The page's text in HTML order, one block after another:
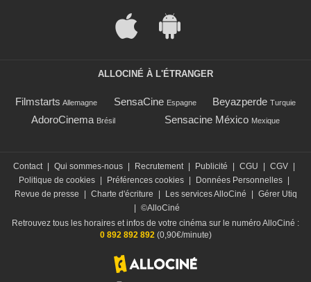
ALLOCINÉ À L'ÉTRANGER
Filmstarts Allemagne SensaCine Espagne Beyazperde Turquie
AdoroCinema Brésil Sensacine México Mexique
Contact Qui sommes-nous Recrutement Publicité CGU CGV
Politique de cookies
Préférences cookies Données Personnelles
Revue de presse
Charte d'écriture Les services AlloCiné
Gérer Utiq
©AlloCiné
Retrouvez tous les horaires et infos de votre cinéma sur le numéro AlloCiné :
0 892 892 892(0,90€/minute)